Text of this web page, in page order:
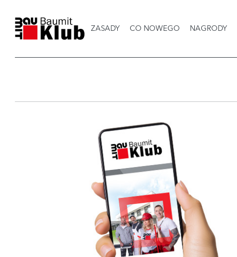
ZASADY CO NOWEGO NAGRODY